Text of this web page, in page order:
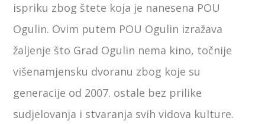
ispriku zbog štete koja je nanesena POU
Ogulin. Ovim putem POU Ogulin izražava
žaljenje što Grad Ogulin nema kino, točnije
višenamjensku dvoranu zbog koje su
generacije od 2007. ostale bez prilike
sudjelovanja i stvaranja svih vidova kulture.